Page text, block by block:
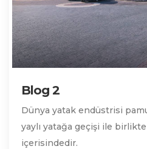
Blog 2
Dünya yatak endüstrisi
yaylı yatağa geçişi ile
içerisindedir.